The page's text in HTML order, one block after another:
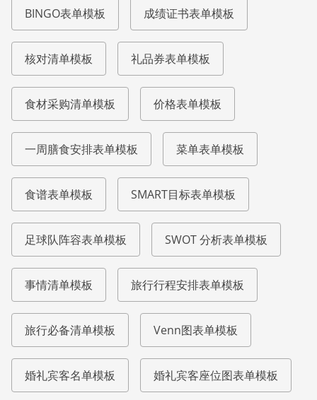
BINGO表单模板 成绩证书表单模板
核对清单模板 礼品券表单模板
食材采购清单模板 价格表单模板
一周膳食安排表单模板 菜单表单模板
食谱表单模板 SMART目标表单模板
足球队阵容表单模板 SWOT 分析表单模板
事情清单模板 旅行行程安排表单模板
旅行必备清单模板 Venn图表单模板
婚礼宾客名单模板 婚礼宾客座位图表单模板